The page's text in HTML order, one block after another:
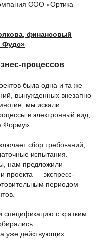
ООО «Ортика
финансовый
Фудс»
процессов
была одна и та же
вынужденных внезапно
мы искали
в электронный вид,
Форму».
сбор требований,
испытания.
нам предложили
проекта — экспресс-
периодом
спецификацию с кратким
уже действующих